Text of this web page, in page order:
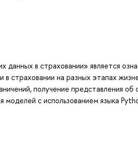
в страховании» является
на разных этапах
получение представления об
моделей с использованием языка